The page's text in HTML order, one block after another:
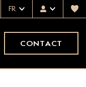
FR
CONTACT